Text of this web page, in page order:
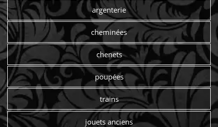
argenterie
cheminées
chenets
poupées
trains
jouets anciens